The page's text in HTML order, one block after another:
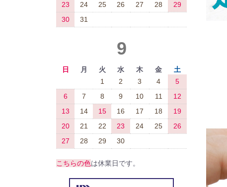
23
24 25 26 27 28
29
30
31
9
日 月 火 水 木 金
土
1
2 3 4
5
6
7 8 9 10 11
12
13
14 15 16 17 18
19
20
21 22 23 24 25
26
27
28 29 30
こちらの色は休業日です。